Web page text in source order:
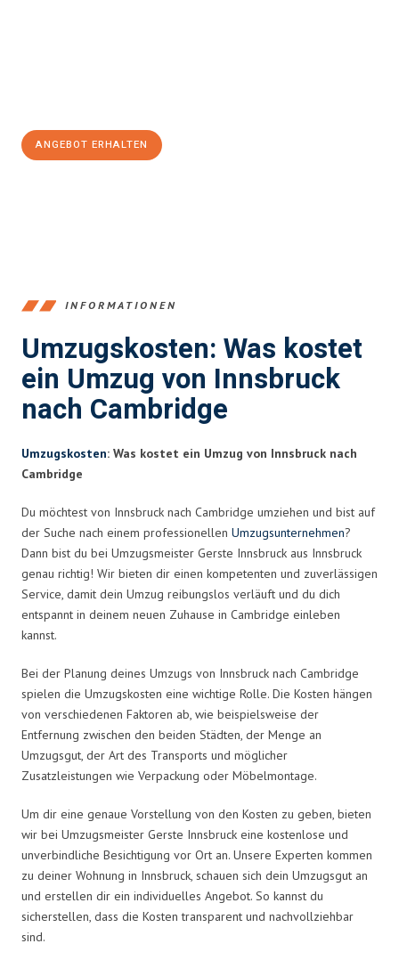
ANGEBOT ERHALTEN
INFORMATIONEN
Umzugskosten: Was kostet
ein Umzug von Innsbruck
nach Cambridge
Umzugskosten: Was kostet ein Umzug von Innsbruck nach
Cambridge
Du möchtest von Innsbruck nach Cambridge umziehen und bist auf
der Suche nach einem professionellen Umzugsunternehmen?
Dann bist du bei Umzugsmeister Gerste Innsbruck aus Innsbruck
genau richtig! Wir bieten dir einen kompetenten und zuverlässigen
Service, damit dein Umzug reibungslos verläuft und du dich
entspannt in deinem neuen Zuhause in Cambridge einleben
kannst.
Bei der Planung deines Umzugs von Innsbruck nach Cambridge
spielen die Umzugskosten eine wichtige Rolle. Die Kosten hängen
von verschiedenen Faktoren ab, wie beispielsweise der
Entfernung zwischen den beiden Städten, der Menge an
Umzugsgut, der Art des Transports und möglicher
Zusatzleistungen wie Verpackung oder Möbelmontage.
Um dir eine genaue Vorstellung von den Kosten zu geben, bieten
wir bei Umzugsmeister Gerste Innsbruck eine kostenlose und
unverbindliche Besichtigung vor Ort an. Unsere Experten kommen
zu deiner Wohnung in Innsbruck, schauen sich dein Umzugsgut an
und erstellen dir ein individuelles Angebot. So kannst du
sicherstellen, dass die Kosten transparent und nachvollziehbar
sind.